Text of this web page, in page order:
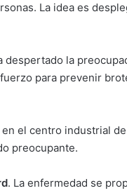
La idea es
despertado la
para prevenir
el centro industrial de
preocupante.
. La enfermedad se